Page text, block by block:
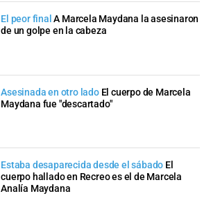
El peor final A Marcela Maydana la asesinaron
de un golpe en la cabeza
Asesinada en otro lado El cuerpo de Marcela
Maydana fue "descartado"
Estaba desaparecida desde el sábado El
cuerpo hallado en Recreo es el de Marcela
Analía Maydana